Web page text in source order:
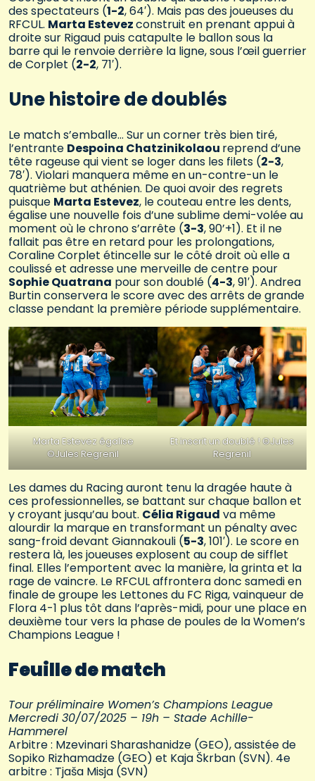
des spectateurs (1-2, 64′). Mais pas des joueuses du
RFCUL. Marta Estevezconstruit en prenant appui à
droite sur Rigaud puis catapulte le ballon sous la
barre qui le renvoie derrière la ligne, sous l’œil guerrier
de Corplet (2-2, 71′).
Une histoire de doublés
Le match s’emballe… Sur un corner très bien tiré,
l’entrante Despoina Chatzinikolaou reprend d’une
tête rageuse qui vient se loger dans les filets (2-3,
78′). Violari manquera même en un-contre-un le
quatrième but athénien. De quoi avoir des regrets
puisque Marta Estevez, le couteau entre les dents,
égalise une nouvelle fois d’une sublime demi-volée au
moment où le chrono s’arrête (3-3, 90’+1). Et il ne
fallait pas être en retard pour les prolongations,
Coraline Corplet étincelle sur le côté droit où elle a
coulissé et adresse une merveille de centre pour
Sophie Quatrana pour son doublé (4-3, 91′). Andrea
Burtin conservera le score avec des arrêts de grande
classe pendant la première période supplémentaire.
Marta Estevez égalise
©Jules Regrenil
Et inscrit un doublé ! ©Jules
Regrenil
Les dames du Racing auront tenu la dragée haute à
ces professionnelles, se battant sur chaque ballon et
y croyant jusqu’au bout. Célia Rigaud va même
alourdir la marque en transformant un pénalty avec
sang-froid devant Giannakouli (5-3, 101′). Le score en
restera là, les joueuses explosent au coup de sifflet
final. Elles l’emportent avec la manière, la grinta et la
rage de vaincre. Le RFCUL affrontera donc samedi en
finale de groupe les Lettones du FC Riga, vainqueur de
Flora 4-1 plus tôt dans l’après-midi, pour une place en
deuxième tour vers la phase de poules de la Women’s
Champions League !
Feuille de match
Tour préliminaire Women’s Champions League
Mercredi 30/07/2025 – 19h – Stade Achille-
Hammerel
Arbitre : Mzevinari Sharashanidze (GEO), assistée de
Sopiko Rizhamadze (GEO) et Kaja Škrban (SVN). 4e
arbitre : Tjaša Misja (SVN)